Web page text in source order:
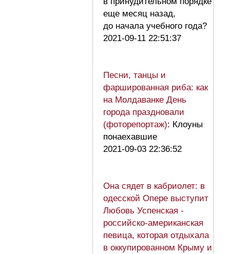
еще месяц назад,
до начала учебного года?
2021-09-11 22:51:37
Песни, танцы и
фаршированная риба: как
на Молдаванке День
города праздновали
(фоторепортаж): Клоуны
понаехавшие
2021-09-03 22:36:52
Она сядет в кабриолет: в
одесской Опере выступит
Любовь Успенская -
российско-американская
певица, которая отдыхала
в оккупированном Крыму и